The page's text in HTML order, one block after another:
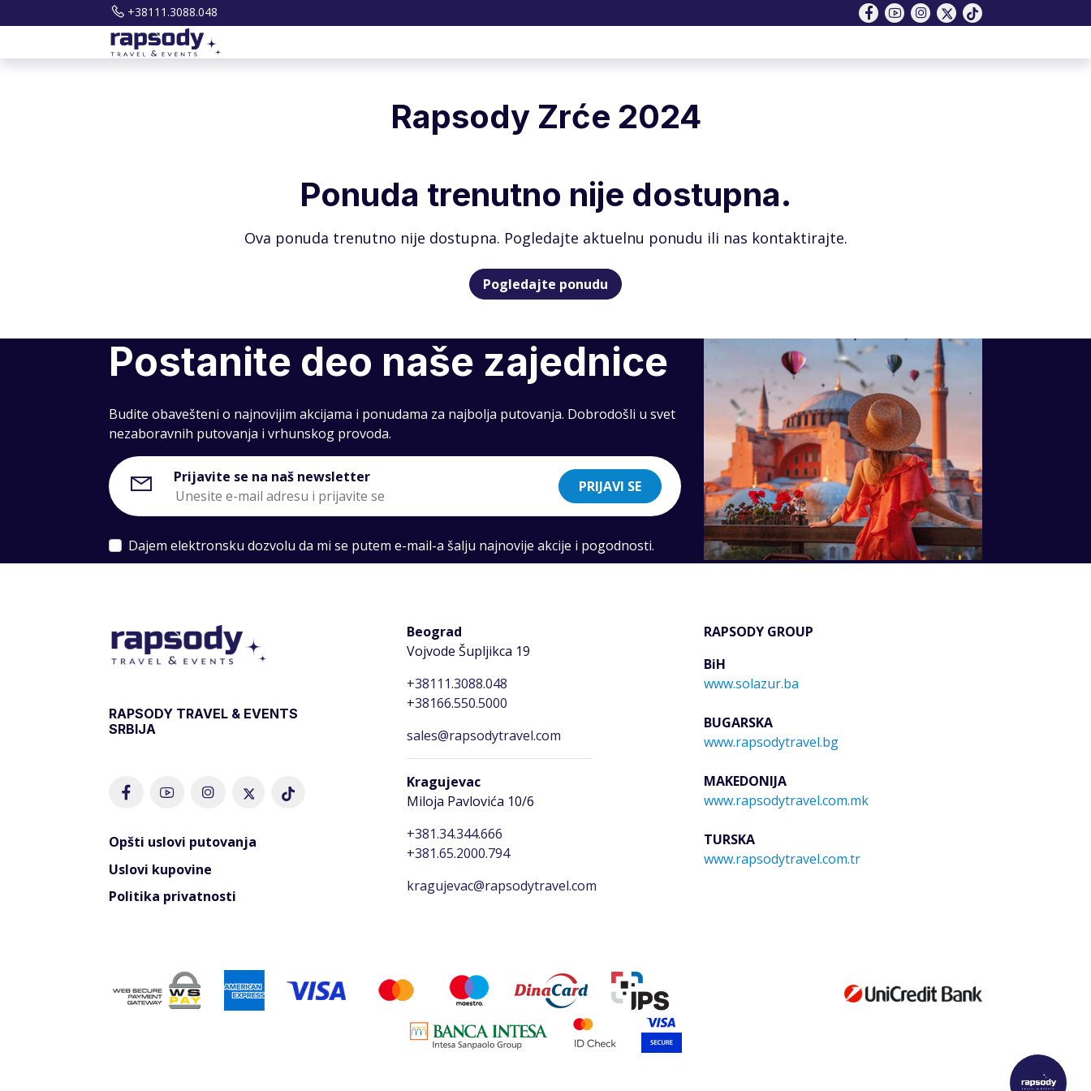
+38111.3088.048
Rapsody Zrće 2024
Ponuda trenutno nije dostupna.
Ova ponuda trenutno nije dostupna. Pogledajte aktuelnu ponudu ili nas kontaktirajte.
Pogledajte ponudu
Postanite deo naše zajednice
Budite obavešteni o najnovijim akcijama i ponudama za najbolja putovanja. Dobrodošli u svet
nezaboravnih putovanja i vrhunskog provoda.
Prijavite se na naš newsletter
PRIJAVI SE
Dajem elektronsku dozvolu da mi se putem e-mail-a šalju najnovije akcije i pogodnosti.
RAPSODY TRAVEL & EVENTS
SRBIJA
Opšti uslovi putovanja
Uslovi kupovine
Politika privatnosti
Beograd
Vojvode Šupljikca 19
+38111.3088.048
+38166.550.5000
sales@rapsodytravel.com
Kragujevac
Miloja Pavlovića 10/6
+381.34.344.666
+381.65.2000.794
kragujevac@rapsodytravel.com
RAPSODY GROUP
BiH
www.solazur.ba
BUGARSKA
www.rapsodytravel.bg
MAKEDONIJA
www.rapsodytravel.com.mk
TURSKA
www.rapsodytravel.com.tr